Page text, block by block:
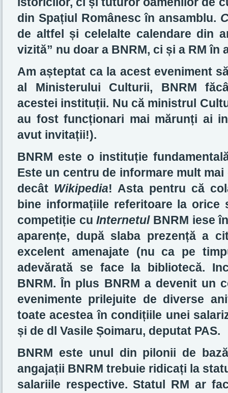
din Spațiul Românesc în ansamblu.
de altfel și celelalte calendare din
vizită” nu doar a BNRM, ci și a RM în
Am așteptat ca la acest eveniment
al Ministerului Culturii, BNRM
acestei instituții. Nu că ministrul
au fost funcționari mai mărunți ai
avut invitații!).
BNRM este o instituție
Este un centru de informare mult
decât Wikipedia! Asta pentru că
bine informațiile referitoare la orice
competiție cuInternetulBNRM iese
aparențe, după slaba prezență a
excelent amenajate (nu ca pe
adevărată se face la bibliotecă.
BNRM. În plus BNRM a devenit un
evenimente prilejuite de diverse
toate acestea în condițiile unei
și de dl Vasile Șoimaru, deputat PAS.
BNRM este unul din pilonii de
angajații BNRM trebuie ridicați la
salariile respective. Statul RM ar